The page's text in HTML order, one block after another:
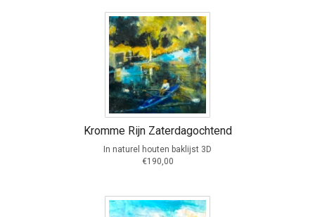
Kromme Rijn Zaterdagochtend
In naturel houten baklijst 3D
€190,00